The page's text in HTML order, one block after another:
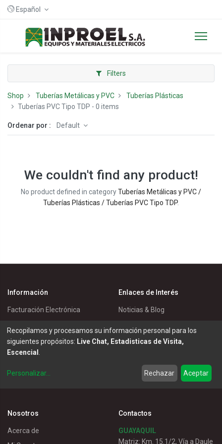
Español
Filters
Shop Tuberías Metálicas y PVC
Tuberías Plásticas
Tuberías PVC Tipo TDP - 0 items
Ordenar por : Default
We couldn't find any product!
No product defined in categoryTuberías Metálicas y PVC /
Tuberías Plásticas / Tuberías PVC Tipo TDP.
Información
Facturación Electrónica
Política de Privacidad
Política de Entrega
Términos de Uso
Enlaces de Interés
Noticias & Blog
Master Eléctricos
Soluciones
Nosotros
Acerca de
Contactos
GUAYAQUIL
Matriz: Km. 15.1/2, Vía a Daule
Recopilamos y procesamos su información personal para los
siguientes propósitos: Live Chat, Estadisticas de Visita,
Escencial .
Personalizar... Rechazar Aceptar